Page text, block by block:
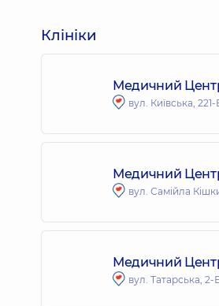
Клініки
Медичний
вул. Київська,
Медичний Центр
вул. Самійла
Медичний Центр
вул. Татарська, 2-